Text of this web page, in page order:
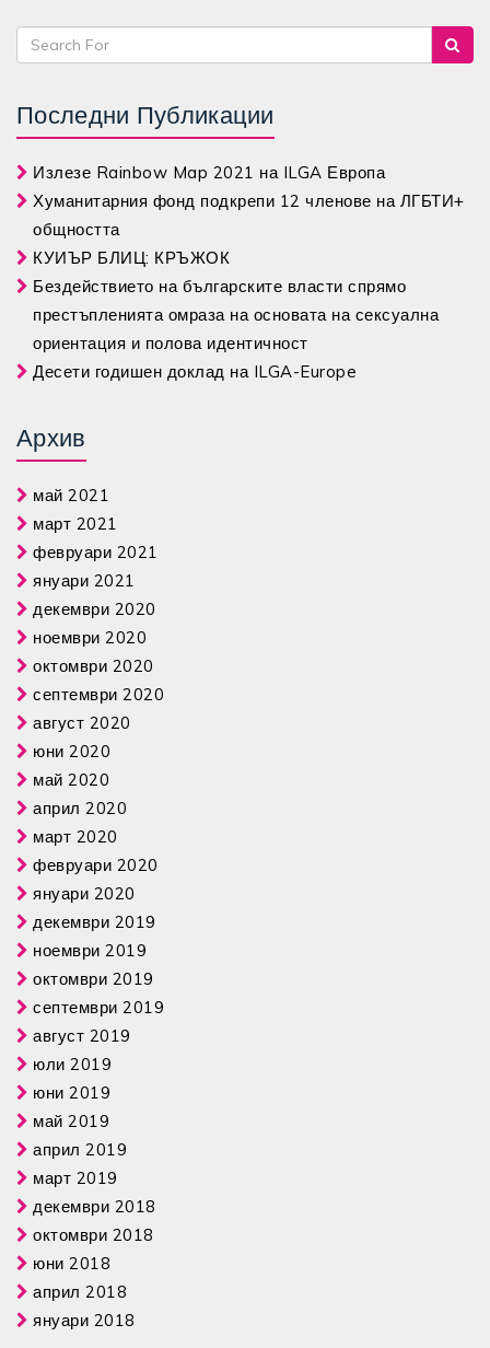
Последни Публикации
Излезе Rainbow Map 2021 на ILGA Европа
Хуманитарния фонд подкрепи 12 членове на ЛГБТИ+
общността
КУИЪР БЛИЦ: КРЪЖОК
Бездействието на българските власти спрямо
престъпленията омраза на основата на сексуална
ориентация и полова идентичност
Десети годишен доклад на ILGA-Europe
Архив
май 2021
март 2021
февруари 2021
януари 2021
декември 2020
ноември 2020
октомври 2020
септември 2020
август 2020
юни 2020
май 2020
април 2020
март 2020
февруари 2020
януари 2020
декември 2019
ноември 2019
октомври 2019
септември 2019
август 2019
юли 2019
юни 2019
май 2019
април 2019
март 2019
декември 2018
октомври 2018
юни 2018
април 2018
януари 2018